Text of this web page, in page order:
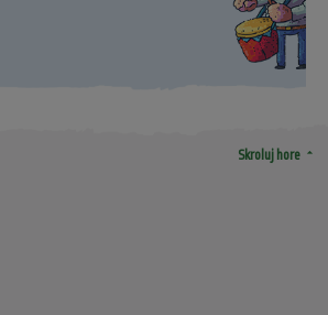
Skroluj hore arrow_drop_up